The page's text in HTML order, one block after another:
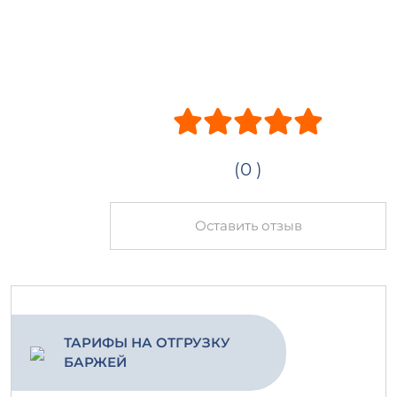
(0 )
Оставить отзыв
ТАРИФЫ НА ОТГРУЗКУ
БАРЖЕЙ